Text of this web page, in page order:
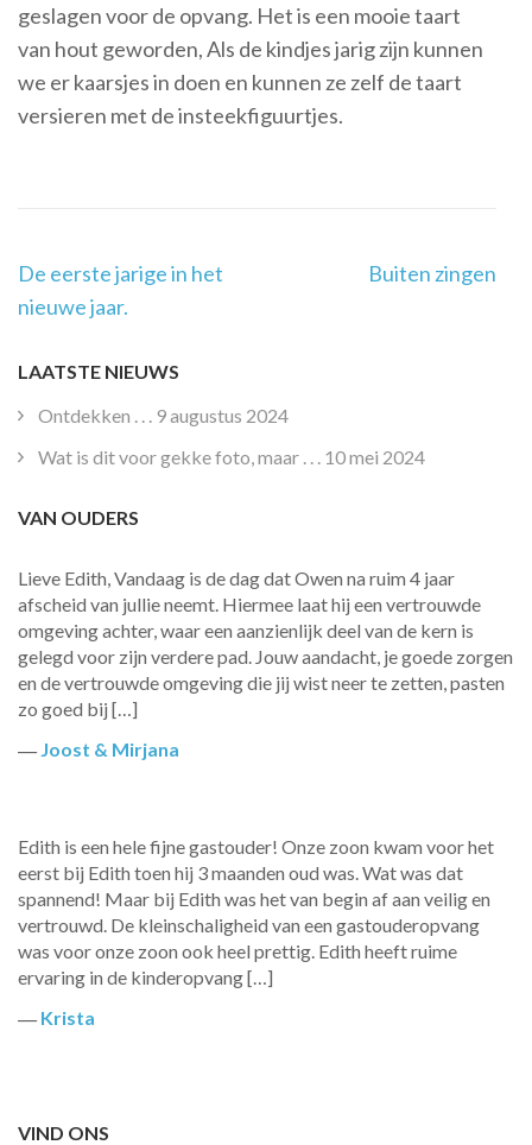
geslagen voor de opvang. Het is een mooie taart
van hout geworden, Als de kindjes jarig zijn kunnen
we er kaarsjes in doen en kunnen ze zelf de taart
versieren met de insteekfiguurtjes.
Post
Navigation
De eerste jarige in het
nieuwe jaar.
Buiten zingen
LAATSTE NIEUWS
Ontdekken . . . 9 augustus 2024
Wat is dit voor gekke foto, maar . . . 10 mei 2024
VAN OUDERS
Lieve Edith, Vandaag is de dag dat Owen na ruim 4 jaar
afscheid van jullie neemt. Hiermee laat hij een vertrouwde
omgeving achter, waar een aanzienlijk deel van de kern is
gelegd voor zijn verdere pad. Jouw aandacht, je goede zorgen
en de vertrouwde omgeving die jij wist neer te zetten, pasten
zo goed bij […]
― Joost & Mirjana
Edith is een hele fijne gastouder! Onze zoon kwam voor het
eerst bij Edith toen hij 3 maanden oud was. Wat was dat
spannend! Maar bij Edith was het van begin af aan veilig en
vertrouwd. De kleinschaligheid van een gastouderopvang
was voor onze zoon ook heel prettig. Edith heeft ruime
ervaring in de kinderopvang […]
― Krista
VIND ONS